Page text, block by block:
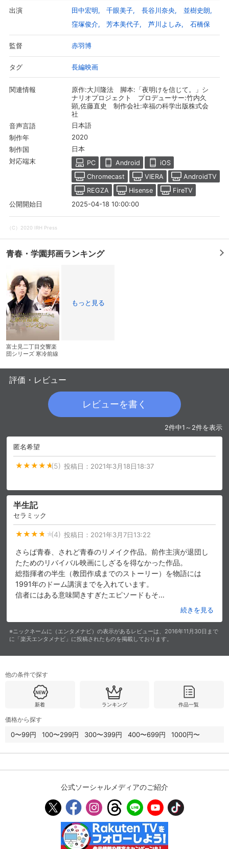
会員設定 会員情報
会員情報変更
決済方法変更
４ヵ月分の購入明細の確認が可能です。
Myクーポン
現在獲得済みのお得なクーポンを確認でき
ます。
購入履歴
確認が可能です。こちらから視聴いただく
お気に入り
お気に入りに登録した作品を確認できま
す。お気に入りに追加した作品の削除も可
能です。
閲覧履歴
サイト内の閲覧履歴を確認できます。履歴
の削除も可能です。
サイト内で表示される作品の表示制限が可
視聴デバイス一覧
スマホなどでRakuten TVを視聴する際のデ
バイス連携の設定ができます。
パスコード設定
メルマガの配信停止、配信先のメールアド
可能です。
ログアウト
どうして愛する人たちにも何も告げずに、ただ一人往くことを決め
たのか―そして、いよいよ大講演会の幕が上がりはじめる。
出演 田中宏明 千眼美子 長谷川奈央
並樹史朗
窪塚俊介
芳本美代子 芦川よしみ 石橋保
監督 赤羽博
タグ 長編映画
関連情報
原作:大川隆法 脚本:「夜明けを信じて。」シ
ナリオプロジェクト プロデューサー:竹内久
顕,佐藤直史 制作会社:幸福の科学出版株式会
社
音声言語 日本語
制作年 2020
制作国 日本
対応端末 PC Android
iOS
Chromecast
VIERA
AndroidTV
REGZA
Hisense
FireTV
公開開始日
2025-04-18 10:00:00
（C）2020 IRH Press
青春・学園邦画ランキング
富士見二丁目交響楽
団シリーズ 寒冷前線
もっと見る
評価・レビュー
レビューを書く
2件中1～2件を表示
匿名希望
(5) 投稿日： 2021年3月18日18:37
半生記
セラミック
(4) 投稿日： 2021年3月7日13:22
さらば青春、されど青春のリメイク作品。前作主演が退団し
たためのリバイバル映画にしざるを得なかった作品。
総指揮者の半生（教団作成までのストーリー）を物語には
1991年のドーム講演までを入れています。
信者にはある意味聞きすぎたエピソードもそ…
続きを見る
※ニックネームに（エンタメナビ）の表示があるレビューは、2016年11月30日まで
に「楽天エンタメナビ」に投稿されたものを掲載しております。
他の条件で探す
新着 ランキング 作品一覧
価格から探す
0〜99円 100〜299円 300〜399円 400〜699円 1000円〜
公式ソーシャルメディアのご紹介